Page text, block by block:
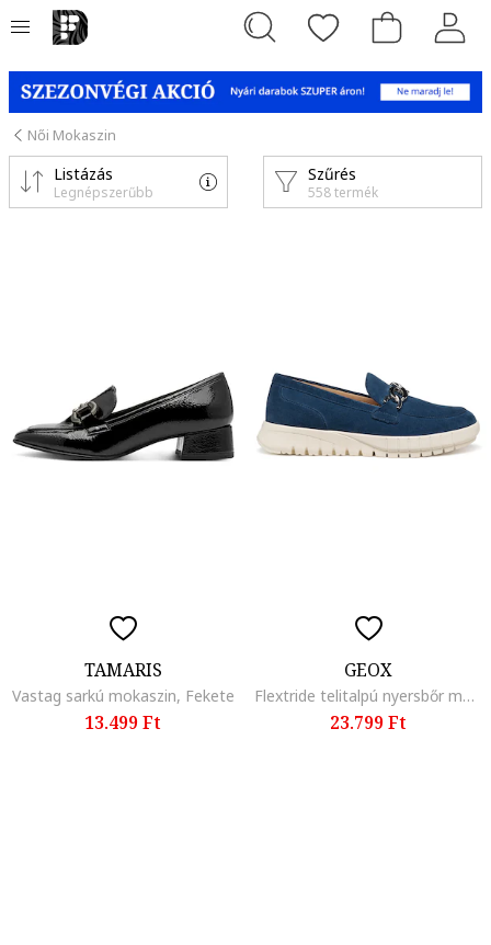
Női Mokaszin
Szűrés
558 termék
Listázás
Legnépszerűbb
TAMARIS
Vastag sarkú mokaszin, Fekete
13.499 Ft
GEOX
Flextride telitalpú nyersbőr mokaszin, Tengerészkék
23.799 Ft